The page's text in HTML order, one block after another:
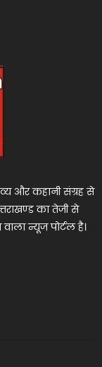
और कहानी संग्रह से
का तेजी से
न्यूज पोर्टल है।